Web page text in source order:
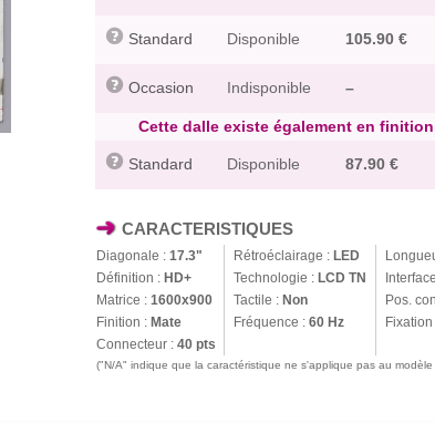
Standard Disponible 105.90 €
Occasion Indisponible –
Cette dalle existe également en
Standard Disponible 87.90 €
CARACTERISTIQUES
Diagonale : 17.3" Rétroéclairage : LED
Définition : HD+ Technologie : LCD TN
Matrice : 1600x900 Tactile : Non Pos.
Finition : Mate Fréquence : 60 Hz Fixation
Connecteur : 40 pts
("N/A" indique que la caractéristique ne s'applique pas au